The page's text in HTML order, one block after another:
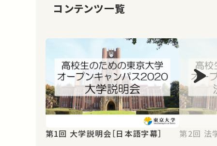
コンテンツ一覧
第1回 大学説明会［日本語字幕］ 第2